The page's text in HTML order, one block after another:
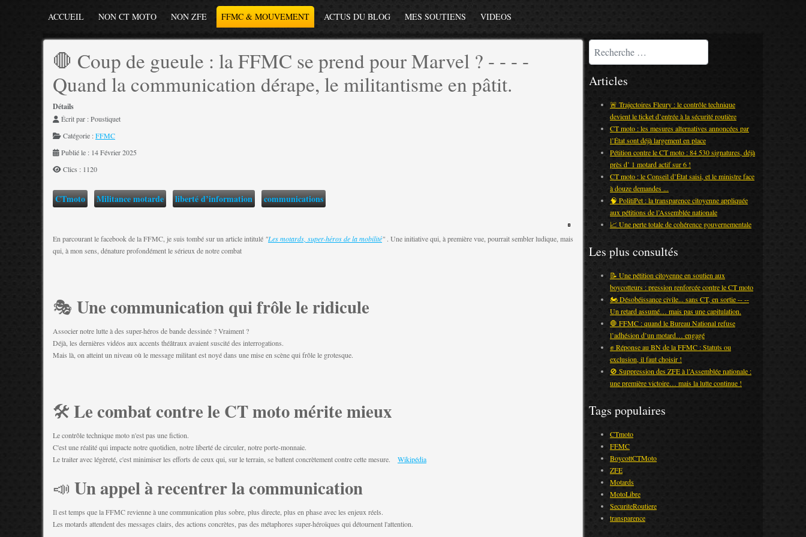
ACCUEIL NON CT MOTO NON ZFE FFMC & MOUVEMENT ACTUS DU BLOG MES SOUTIENS VIDEOS
🛑 Coup de gueule : la FFMC se prend pour Marvel ? - - - -
Quand la communication dérape, le militantisme en pâtit.
Détails
Écrit par :Poustiquet
Catégorie :FFMC
Publié le : 14 Février 2025
Clics : 1120
CTmoto Militance motarde liberté d’information communications
En parcourant le facebook de la FFMC, je suis tombé sur un article intitulé "Les motards, super-héros de la mobilité" . Une initiative qui, à première vue, pourrait sembler ludique, mais
qui, à mon sens, dénature profondément le sérieux de notre combat
🎭 Une communication qui frôle le ridicule
Associer notre lutte à des super-héros de bande dessinée ? Vraiment ?
Déjà, les dernières vidéos aux accents théâtraux avaient suscité des interrogations.
Mais là, on atteint un niveau où le message militant est noyé dans une mise en scène qui frôle le grotesque.
🛠️ Le combat contre le CT moto mérite mieux
Le contrôle technique moto n'est pas une fiction.
C'est une réalité qui impacte notre quotidien, notre liberté de circuler, notre porte-monnaie.
Le traiter avec légèreté, c'est minimiser les efforts de ceux qui, sur le terrain, se battent concrètement contre cette mesure.
Wikipédia
📣 Un appel à recentrer la communication
Il est temps que la FFMC revienne à une communication plus sobre, plus directe, plus en phase avec les enjeux réels.
Les motards attendent des messages clairs, des actions concrètes, pas des métaphores super-héroïques qui détournent l'attention.
Rechercher
Articles
🚨 Trajectoires Fleury : le contrôle technique
devient le ticket d’entrée à la sécurité routière
CT moto : les mesures alternatives annoncées par
l’État sont déjà largement en place
Pétition contre le CT moto : 84 530 signatures, déjà
près d’ 1 motard actif sur 6 !
CT moto : le Conseil d’État saisi, et le ministre face
à douze demandes ...
🧠 PolitiPet : la transparence citoyenne appliquée
aux pétitions de l’Assemblée nationale
📈 Une perte totale de cohérence gouvernementale
Les plus consultés
📝 Une pétition citoyenne en soutien aux
boycotteurs : pression renforcée contre le CT moto
🏍️ Désobéissance civile... sans CT, en sortie -- --
Un retard assumé… mais pas une capitulation.
🛑 FFMC : quand le Bureau National refuse
l’adhésion d’un motard… engagé
✊ Réponse au BN de la FFMC : Statuts ou
exclusion, il faut choisir !
🚫 Suppression des ZFE à l’Assemblée nationale :
une première victoire… mais la lutte continue !
Tags populaires
CTmoto
FFMC
BoycottCTMoto
ZFE
Motards
MotoLibre
SecuriteRoutiere
transparence